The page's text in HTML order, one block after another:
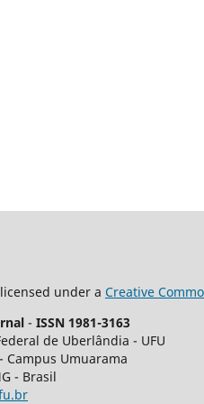
under a Creative
- ISSN 1981-3163
de Uberlândia - UFU
Campus Umuarama
- Brasil